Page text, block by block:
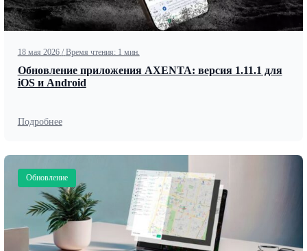
18 мая 2026 / Время чтения: 1 мин.
Обновление приложения AXENTA: версия 1.11.1 для
iOS и Android
Подробнее
Обновление